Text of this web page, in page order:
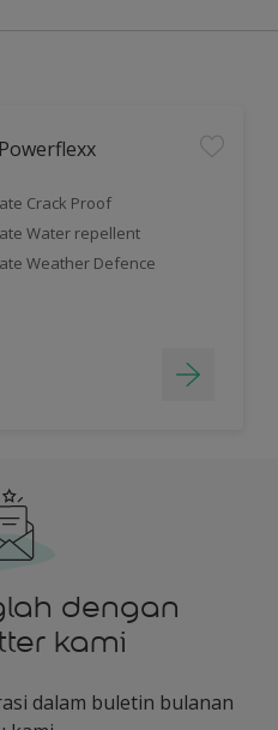
Crack Proof
Water repellent
Weather Defence
dengan
kami
dalam buletin bulanan